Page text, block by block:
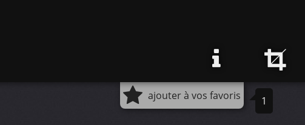
ajouter à vos favoris 1